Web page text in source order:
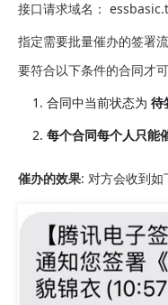
接口请求域名：
指定需要批量催办的签署
要符合以下条件的合同才
合同中当前状态为 待
每个合同每个人只能
催办的效果: 对方会收到如